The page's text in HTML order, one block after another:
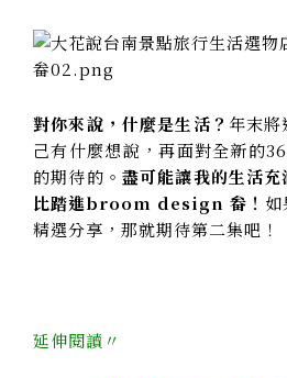
對你來說，什麼是生活？ 年末將
己有什麼想說，再面對全新的
的期待的。 盡可能讓我的生活
比踏進broom design 畚！
精選分享，那就期待第二集吧！
延伸閱讀〃